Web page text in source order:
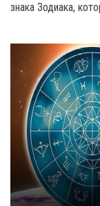
знака Зодиака,